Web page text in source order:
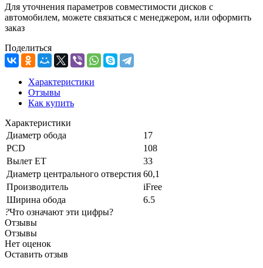
Для уточнения параметров совместимости дисков с
автомобилем, можете связаться с менеджером, или оформить
заказ
Поделиться
Характеристики
Отзывы
Как купить
Характеристики
Диаметр обода
17
PCD
108
Вылет ET
33
Диаметр центрального отверстия 60,1
Производитель
iFree
Ширина обода
6.5
?Что означают эти цифры?
Отзывы
Отзывы
Нет оценок
Оставить отзыв